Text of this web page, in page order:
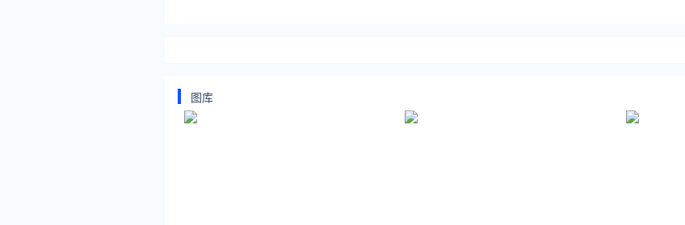
1. 绿茶：适合内热体质、胃热的人，不适合体寒、有胃溃疡、容易失眠的人。
图库